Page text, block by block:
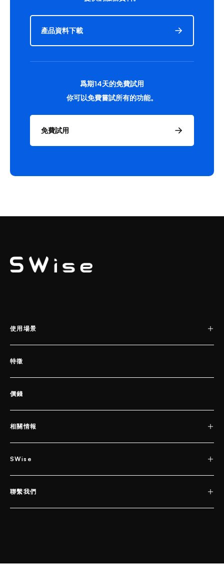
產品資料下載
爲期14天的免費試用
你可以免費嘗試所有的功能。
免費試用
使用場景
特徵
價錢
相關情報
SWise
聯繫我們